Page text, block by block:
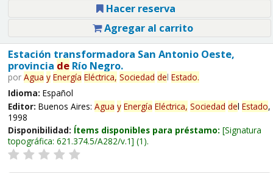
Hacer reserva
Agregar al carrito
Estación transformadora San Antonio Oeste,
provincia deRío Negro.
por Agua y Energía Eléctrica, Sociedad del Estado.
Idioma: Español
Editor: Buenos Aires: Agua y Energía Eléctrica, Sociedad del Estado,
1998
Disponibilidad: Ítems disponibles para préstamo: Signatura
topográfica: 621.374.5/A282/v.1 (1).